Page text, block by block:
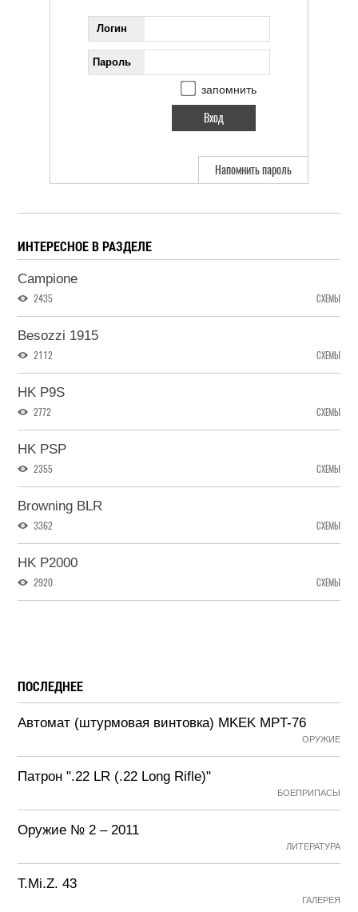
Логин
Пароль
запомнить
Напомнить пароль
ИНТЕРЕСНОЕ В РАЗДЕЛЕ
Campione
2435 СХЕМЫ
Besozzi 1915
2112 СХЕМЫ
HK P9S
2772 СХЕМЫ
HK PSP
2355 СХЕМЫ
Browning BLR
3362 СХЕМЫ
HK P2000
2920 СХЕМЫ
ПОСЛЕДНЕЕ
Автомат (штурмовая винтовка) MKEK MPT-76
ОРУЖИЕ
Патрон ".22 LR (.22 Long Rifle)"
БОЕПРИПАСЫ
Оружие № 2 – 2011
ЛИТЕРАТУРА
T.Mi.Z. 43
ГАЛЕРЕЯ